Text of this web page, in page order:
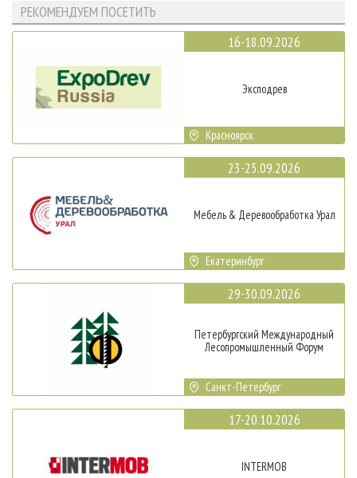
РЕКОМЕНДУЕМ ПОСЕТИТЬ
16-18.09.2026
Эксподрев
Красноярск
23-25.09.2026
Мебель & Деревообработка Урал
Екатеринбург
29-30.09.2026
Петербургский Международный
Лесопромышленный Форум
Санкт-Петербург
17-20.10.2026
INTERMOB